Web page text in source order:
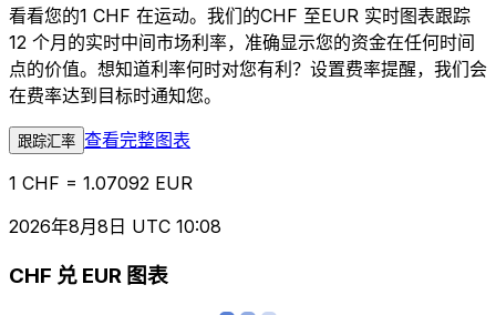
看看您的1 CHF 在运动。我们的CHF 至EUR 实时图表跟踪
12 个月的实时中间市场利率，准确显示您的资金在任何时间
点的价值。想知道利率何时对您有利？设置费率提醒，我们会
在费率达到目标时通知您。
跟踪汇率 查看完整图表
1 CHF = 1.07092 EUR
2026年8月8日 UTC 10:08
CHF 兑 EUR 图表